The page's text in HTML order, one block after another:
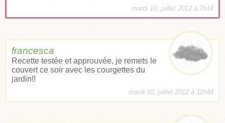
mardi 10, juillet 2012 à 7h14
francesca
Recette testée et approuvée, je remets le
couvert ce soir avec les courgettes du
jardin!!
mardi 10, juillet 2012 à 11h44